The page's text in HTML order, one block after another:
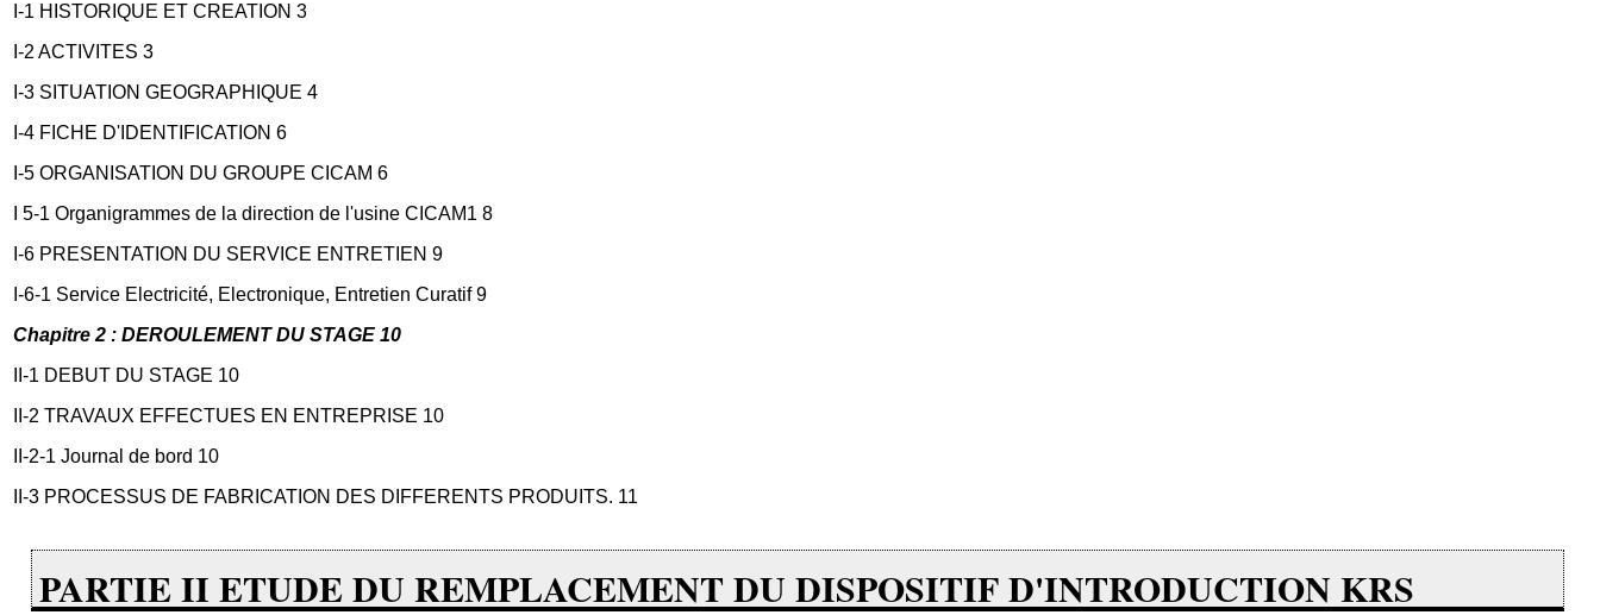
I-1 HISTORIQUE ET CREATION 3
I-2 ACTIVITES 3
I-3 SITUATION GEOGRAPHIQUE 4
I-4 FICHE D'IDENTIFICATION 6
I-5 ORGANISATION DU GROUPE CICAM 6
I 5-1 Organigrammes de la direction de l'usine CICAM1 8
I-6 PRESENTATION DU SERVICE ENTRETIEN 9
I-6-1 Service Electricité, Electronique, Entretien Curatif 9
Chapitre 2 : DEROULEMENT DU STAGE 10
II-1 DEBUT DU STAGE 10
II-2 TRAVAUX EFFECTUES EN ENTREPRISE 10
II-2-1 Journal de bord 10
II-3 PROCESSUS DE FABRICATION DES DIFFERENTS PRODUITS. 11
PARTIE II ETUDE DU REMPLACEMENT DU DISPOSITIF D'INTRODUCTION KRS